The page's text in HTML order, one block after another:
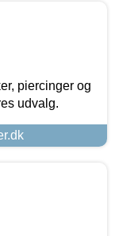
piercinger og
udvalg.